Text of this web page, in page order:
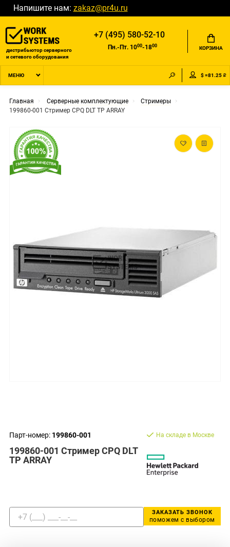
Напишите нам: zakaz@pr4u.ru
дистрибьютор серверного
и сетевого оборудования
+7 (495) 580-52-10
Пн.-Пт. 1000-1800 КОРЗИНА
МЕНЮ $ =81.25 ₽
Главная Серверные комплектующие
Стримеры
199860-001 Стример CPQ DLT TP ARRAY
Парт-номер: 199860-001
199860-001 Стример CPQ DLT
TP ARRAY
На складе в Москве
ЗАКАЗАТЬ ЗВОНОК
поможем с выбором